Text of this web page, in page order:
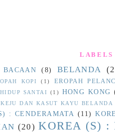
LABELS
BACAAN (8) BELANDA
KOPI (1) EROPAH
HIDUP SANTAI (1) HONG KONG
KEJU DAN KASUT KAYU BELANDA
: CENDERAMATA (11)
(20) KOREA (S) :